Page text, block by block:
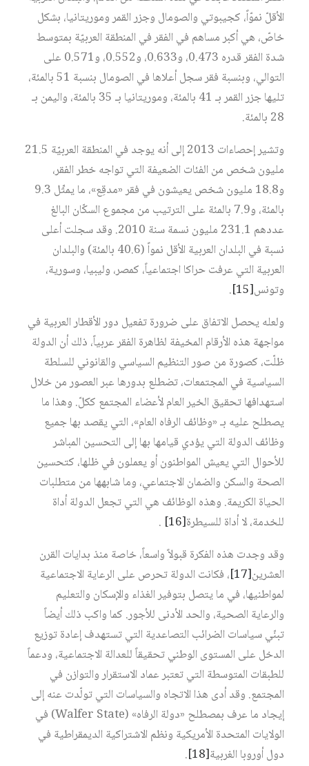
الأقلّ نموّاً، كجيبوتي والصومال وجزر القمر وموريتانيا، بشكل
خاصّ، هي أكبر مساهم في الفقر في المنطقة العربيّة بمتوسط
شدة الفقر قدره 0.473، و0.633، و0.552، و0.571 على
التوالي، وبنسبة فقر سجل أعلاها في الصومال بنسبة 51 بالمئة،
تليها جزر القمر بـ 41 بالمئة، وموريتانيا بـ 35 بالمئة، واليمن بـ
28 بالمئة.
وتشير إحصاءات 2013 إلى أنه يوجد في المنطقة العربيّة 21.5
مليون شخص من الفئات الضعيفة التي تواجه خطر الفقر،
و18.8 مليون شخص يعيشون في فقر «مدقِع»، ما يمثِّل 9.3
بالمئة، و7.9 بالمئة على الترتيب من مجموع السكّان البالغ
عددهم 231.1 مليون نسمة سنة 2010. وقد سجلت أعلى
نسبة في البلدان العربية الأقل نمواً (40.6 بالمئة) والبلدان
العربية التي عرفت حراكا اجتماعياً، كمصر، وليبيا، وسورية،
وتونس[15]
.
ولعله يحصل الاتفاق على ضرورة تفعيل دور الأقطار العربية في
مواجهة هذه الأرقام المخيفة لظاهرة الفقر عربياً، ذلك أن الدولة
ظلّت، كصورة من صور التنظيم السياسي والقانوني للسلطة
السياسية في المجتمعات، تضطلع بدورها عبر العصور من خلال
استهدافها تحقيق الخير العام لأعضاء المجتمع ككلّ. وهذا ما
يصطلح عليه بـ «وظائف الرفاه العام»، التي يقصد بها جميع
وظائف الدولة التي يؤدي قيامها بها إلى التحسين المباشر
للأحوال التي يعيش المواطنون أو يعملون في ظلها، كتحسين
الصحة والسكن والضمان الاجتماعي، وما شابهها من متطلبات
الحياة الكريمة. وهذه الوظائف هي التي تجعل الدولة أداة
للخدمة، لا أداة للسيطرة[16]
.
وقد وجدت هذه الفكرة قبولاً واسعاً، خاصة منذ بدايات القرن
العشرين[17]
، فكانت الدولة تحرص على الرعاية الاجتماعية
لمواطنيها، في ما يتصل بتوفير الغذاء والإسكان والتعليم
والرعاية الصحية، والحد الأدنى للأجور. كما واكب ذلك أيضاً
تبنّي سياسات الضرائب التصاعدية التي تستهدف إعادة توزيع
الدخل على المستوى الوطني تحقيقاً للعدالة الاجتماعية، ودعماً
للطبقات المتوسطة التي تعتبر عماد الاستقرار والتوازن في
المجتمع. وقد أدى هذا الاتجاه والسياسات التي تولّدت عنه إلى
إيجاد ما عرف بمصطلح «دولة الرفاه» (Walfer State) في
الولايات المتحدة الأمريكية ونظم الاشتراكية الديمقراطية في
دول أوروبا الغربية[18]
.